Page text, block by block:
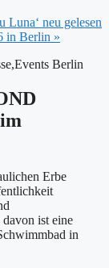
Luna‘ neu gelesen
in Berlin »
Erbe
davon ist eine
in